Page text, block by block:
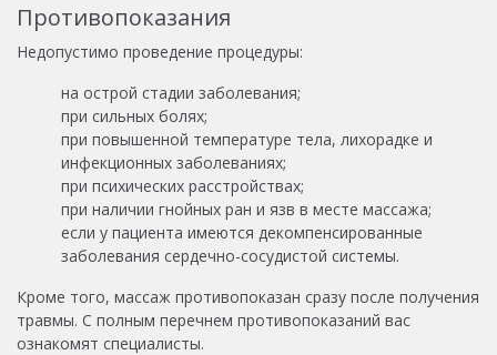
Противопоказания
Недопустимо проведение процедуры:
на острой стадии заболевания;
при сильных болях;
при повышенной температуре тела, лихорадке и
инфекционных заболеваниях;
при психических расстройствах;
при наличии гнойных ран и язв в месте массажа;
если у пациента имеются декомпенсированные
заболевания сердечно-сосудистой системы.
Кроме того, массаж противопоказан сразу после получения
травмы. С полным перечнем противопоказаний вас
ознакомят специалисты.